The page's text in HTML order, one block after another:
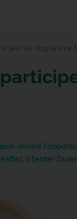
au programme
donne
à tenter